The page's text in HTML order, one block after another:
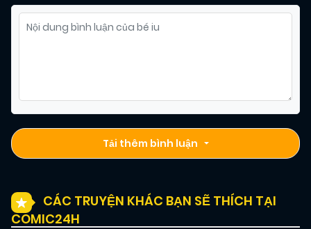
Chapter 1(VIP) 11/02/2026
Tải thêm bình luận
CÁC TRUYỆN KHÁC BẠN SẼ THÍCH TẠI
COMIC24H